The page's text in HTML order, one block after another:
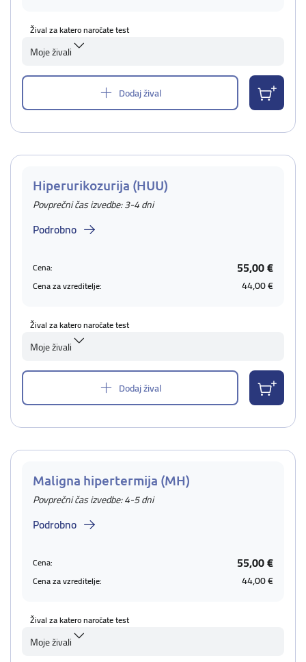
Žival za katero naročate test
Moje živali
Dodaj žival
Hiperurikozurija (HUU)
Povprečni čas izvedbe: 3-4 dni
Podrobno
Cena: 55,00 €
Cena za vzreditelje: 44,00 €
Žival za katero naročate test
Moje živali
Dodaj žival
Maligna hipertermija (MH)
Povprečni čas izvedbe: 4-5 dni
Podrobno
Cena: 55,00 €
Cena za vzreditelje: 44,00 €
Žival za katero naročate test
Moje živali